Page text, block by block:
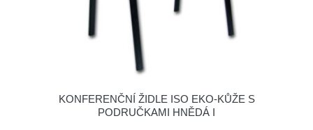
KONFERENČNÍ ŽIDLE ISO EKO-KŮŽE S
PODRUČKAMI HNĚDÁ I